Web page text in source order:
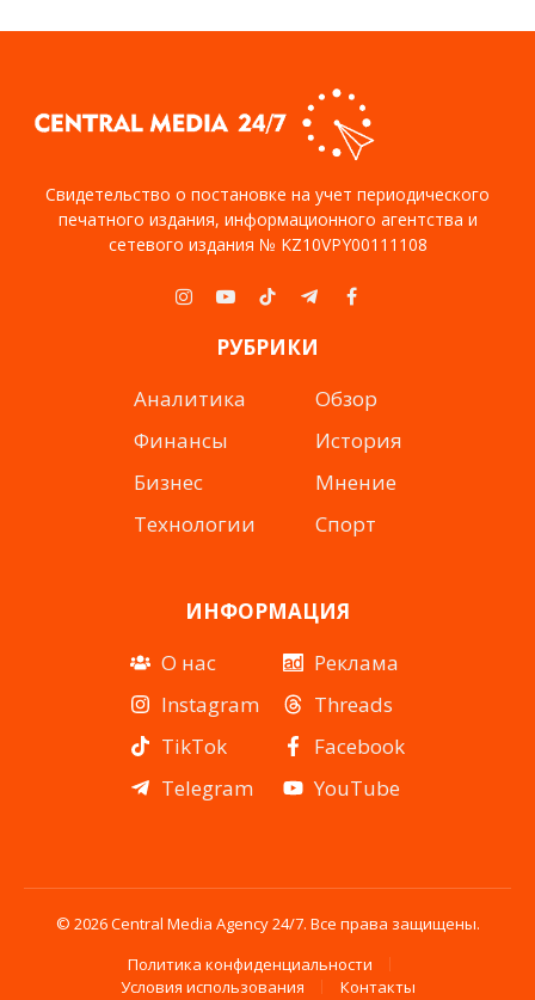
Свидетельство о постановке на учет периодического
печатного издания, информационного агентства и
сетевого издания № KZ10VPY00111108
Instagram
YouTubeTikTokTelegramFacebook
РУБРИКИ
Аналитика
Финансы
Бизнес
Технологии
Обзор
История
Мнение
Спорт
ИНФОРМАЦИЯ
О нас
Instagram
TikTok
Telegram
Реклама
Threads
Facebook
YouTube
© 2026 Central Media Agency 24/7. Все права защищены.
Политика конфиденциальности
Условия использования
Контакты